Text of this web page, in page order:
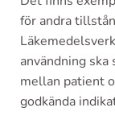
för andra
användning
mellan patient
godkända